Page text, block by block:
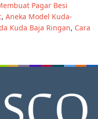
Pagar Besi
, Aneka Model Kuda-
Kuda Baja Ringan, Cara